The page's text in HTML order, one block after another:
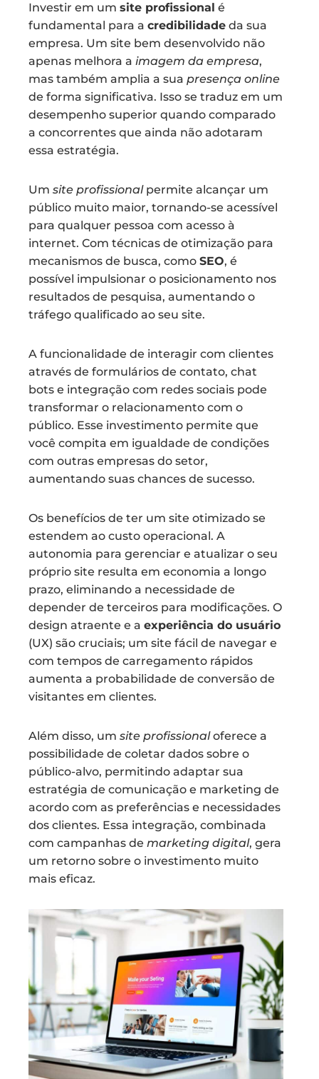
Investir em um site profissional é
fundamental para a credibilidade da sua
empresa. Um site bem desenvolvido não
apenas melhora a imagem da empresa,
mas também amplia a sua presença online
de forma significativa. Isso se traduz em um
desempenho superior quando comparado
a concorrentes que ainda não adotaram
essa estratégia.
Um site profissionalpermite alcançar um
público muito maior, tornando-se acessível
para qualquer pessoa com acesso à
internet. Com técnicas de otimização para
mecanismos de busca, como SEO, é
possível impulsionar o posicionamento nos
resultados de pesquisa, aumentando o
tráfego qualificado ao seu site.
A funcionalidade de interagir com clientes
através de formulários de contato, chat
bots e integração com redes sociais pode
transformar o relacionamento com o
público. Esse investimento permite que
você compita em igualdade de condições
com outras empresas do setor,
aumentando suas chances de sucesso.
Os benefícios de ter um site otimizado se
estendem ao custo operacional. A
autonomia para gerenciar e atualizar o seu
próprio site resulta em economia a longo
prazo, eliminando a necessidade de
depender de terceiros para modificações. O
design atraente e a experiência do usuário
(UX) são cruciais; um site fácil de navegar e
com tempos de carregamento rápidos
aumenta a probabilidade de conversão de
visitantes em clientes.
Além disso, um site profissionaloferece a
possibilidade de coletar dados sobre o
público-alvo, permitindo adaptar sua
estratégia de comunicação e marketing de
acordo com as preferências e necessidades
dos clientes. Essa integração, combinada
com campanhas de marketing digital, gera
um retorno sobre o investimento muito
mais eficaz.